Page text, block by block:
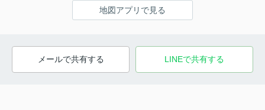
地図アプリで見る
メールで共有する LINEで共有する